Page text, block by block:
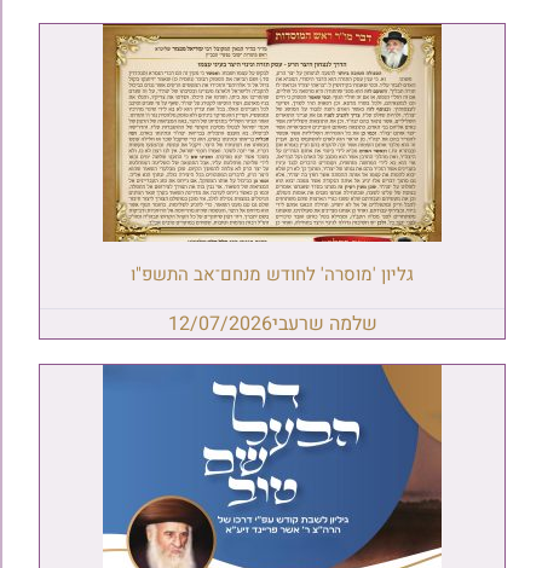
גליון 'מוסרה' לחודש מנחם־אב התשפ"ו
שלמה שרעבי12/07/2026